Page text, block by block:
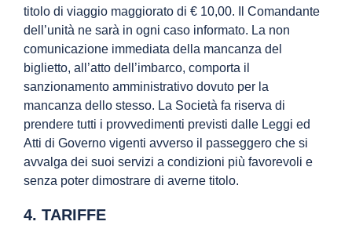
titolo di viaggio maggiorato di € 10,00. Il Comandante
dell’unità ne sarà in ogni caso informato. La non
comunicazione immediata della mancanza del
biglietto, all’atto dell’imbarco, comporta il
sanzionamento amministrativo dovuto per la
mancanza dello stesso. La Società fa riserva di
prendere tutti i provvedimenti previsti dalle Leggi ed
Atti di Governo vigenti avverso il passeggero che si
avvalga dei suoi servizi a condizioni più favorevoli e
senza poter dimostrare di averne titolo.
4. TARIFFE